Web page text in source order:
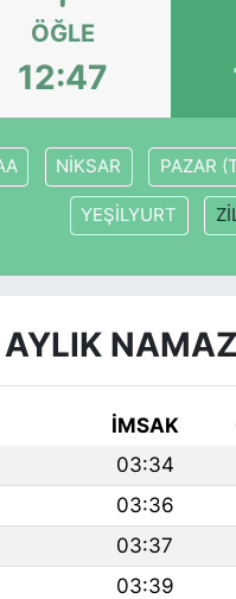
ÖĞLE
12:47
NİKSAR PAZAR
YEŞİLYURT
İMSAK
03:34
03:36
03:37
03:39